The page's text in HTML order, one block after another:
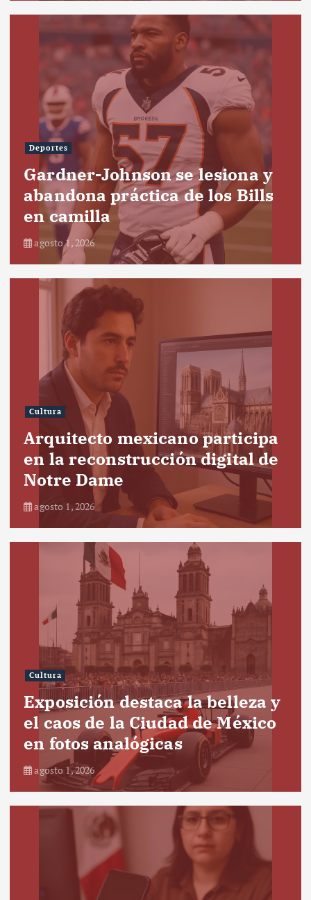
Deportes
Gardner-Johnson se lesiona y
abandona práctica de los Bills
en camilla
agosto 1, 2026
Cultura
Arquitecto mexicano participa
en la reconstrucción digital de
Notre Dame
agosto 1, 2026
Cultura
Exposición destaca la belleza y
el caos de la Ciudad de México
en fotos analógicas
agosto 1, 2026